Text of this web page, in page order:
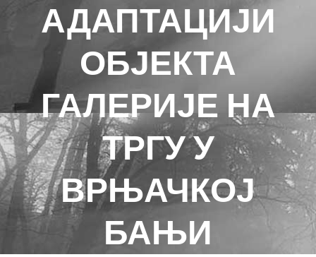
АДАПТАЦИЈИ
ОБЈЕКТА
ГАЛЕРИЈЕ НА
ТРГУ У
ВРЊАЧКОЈ
БАЊИ